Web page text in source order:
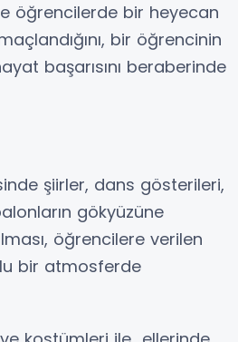
öğrencilerde bir heyecan
bir öğrencinin
başarısını beraberinde
şiirler, dans gösterileri,
gökyüzüne
öğrencilere verilen
bir atmosferde